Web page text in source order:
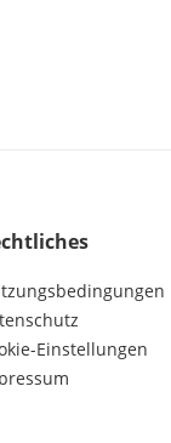
Einstellungen